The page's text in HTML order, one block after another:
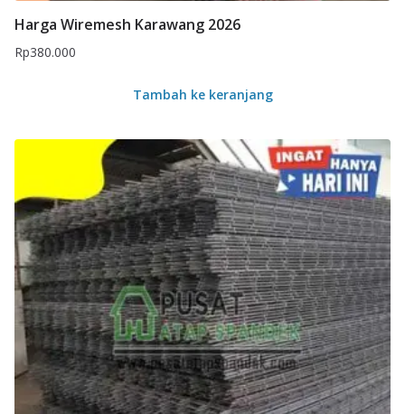
Harga Wiremesh Karawang 2026
Rp380.000
Tambah ke keranjang